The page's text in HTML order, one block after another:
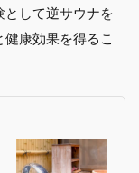
として逆サウナを
康効果を得るこ